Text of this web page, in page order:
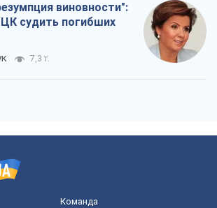
виновности":
судить погибших
7,3 т.
Команда